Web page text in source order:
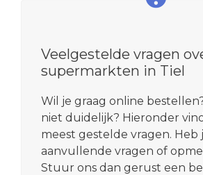
Veelgestelde vragen
supermarkten in Tiel
Wil je graag online
niet duidelijk? Hieronder
meest gestelde vragen. Heb
aanvullende vragen of
Stuur ons dan gerust een